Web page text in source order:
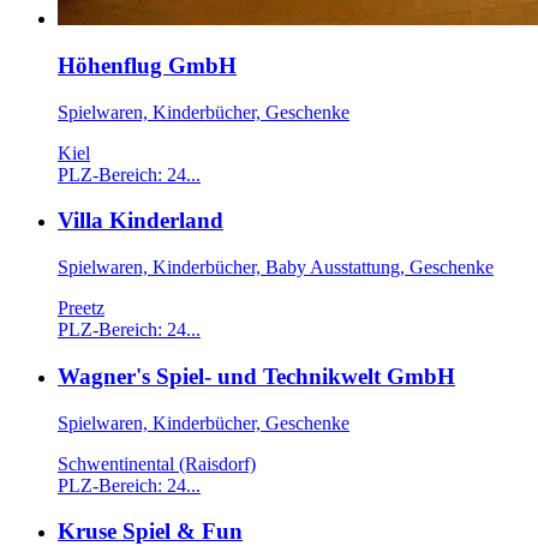
Höhenflug GmbH
Spielwaren, Kinderbücher, Geschenke
Kiel
PLZ-Bereich: 24...
Villa Kinderland
Spielwaren, Kinderbücher, Baby Ausstattung, Geschenke
Preetz
PLZ-Bereich: 24...
Wagner's Spiel- und Technikwelt GmbH
Spielwaren, Kinderbücher, Geschenke
Schwentinental (Raisdorf)
PLZ-Bereich: 24...
Kruse Spiel & Fun